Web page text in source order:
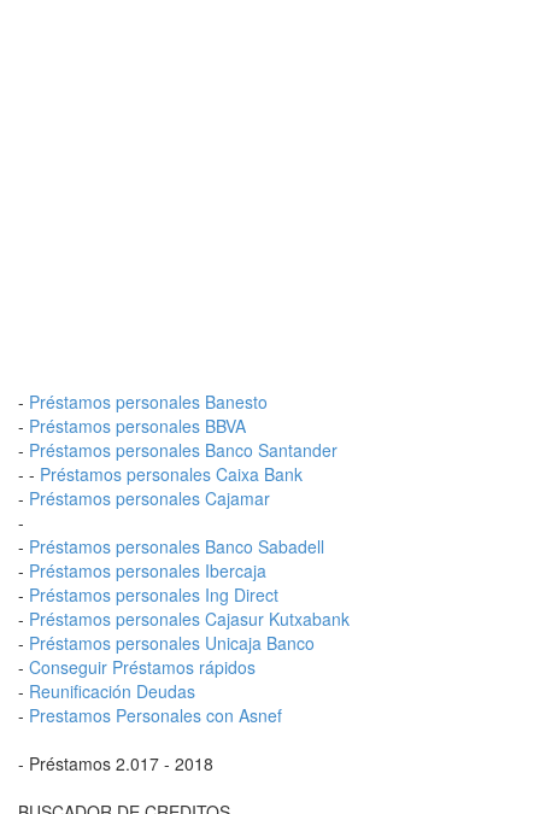
- Préstamos personales Banesto
- Préstamos personales BBVA
- Préstamos personales Banco Santander
- - Préstamos personales Caixa Bank
- Préstamos personales Cajamar
-
- Préstamos personales Banco Sabadell
- Préstamos personales Ibercaja
- Préstamos personales Ing Direct
- Préstamos personales Cajasur Kutxabank
- Préstamos personales Unicaja Banco
- Conseguir Préstamos rápidos
- Reunificación Deudas
- Prestamos Personales con Asnef
- Préstamos 2.017 - 2018